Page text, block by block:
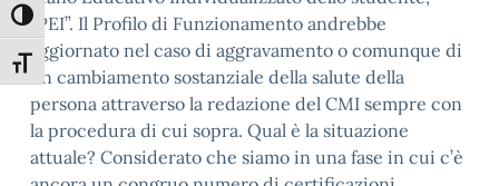
Attiva/disattiva alto contrasto
Attiva/disattiva dimensione testo
“PEI”. Il Profilo di Funzionamento andrebbe
aggiornato nel caso di aggravamento o comunque di
un cambiamento sostanziale della salute della
persona attraverso la redazione del CMI sempre con
la procedura di cui sopra. Qual è la situazione
attuale? Considerato che siamo in una fase in cui c’è